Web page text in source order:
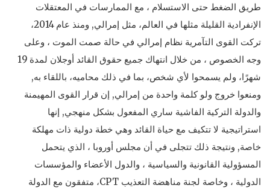
طريق الضغط حتى الاستسلام ، مع الممارسات في المعتقلات
الإنفرادية القليلة مثلها في العالم، مثل إمرالي, ومنذ عام 2014،
تركت القوى التآمرية نظام إمرالي في حالة صمت الموت ، وعلى
وجه الخصوص ، من خلال انتهاك جميع حقوق القائد أوجلان لمدة 19
شهرًا، ولم يسمحوا لأي شخص، بما في ذلك محاميه، باللقاء به,
ومنعوا خروج ولو كلمة واحدة من إمرالي, إن قرار القوى المهيمنة
والدولة التركية الفاشية ساري المفعول بشكل منهجي, إنها
استراتيجية لا تتكيف مع حياة القائد وهي خطة دولية ذات مهلكة
خاصة, ونتيجة ذلك تتجلى في أن مجلس أوروبا ، الذي يتحمل
المسؤولية القانونية والسياسية ، والدول الأعضاء والمؤسسات
الدولية ، وخاصة لجنة مناهضة التعذيب CPT، متفقون مع الدولة